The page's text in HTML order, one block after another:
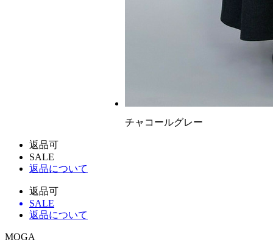
チャコールグレー
返品可
SALE
返品について
返品可
SALE
返品について
MOGA